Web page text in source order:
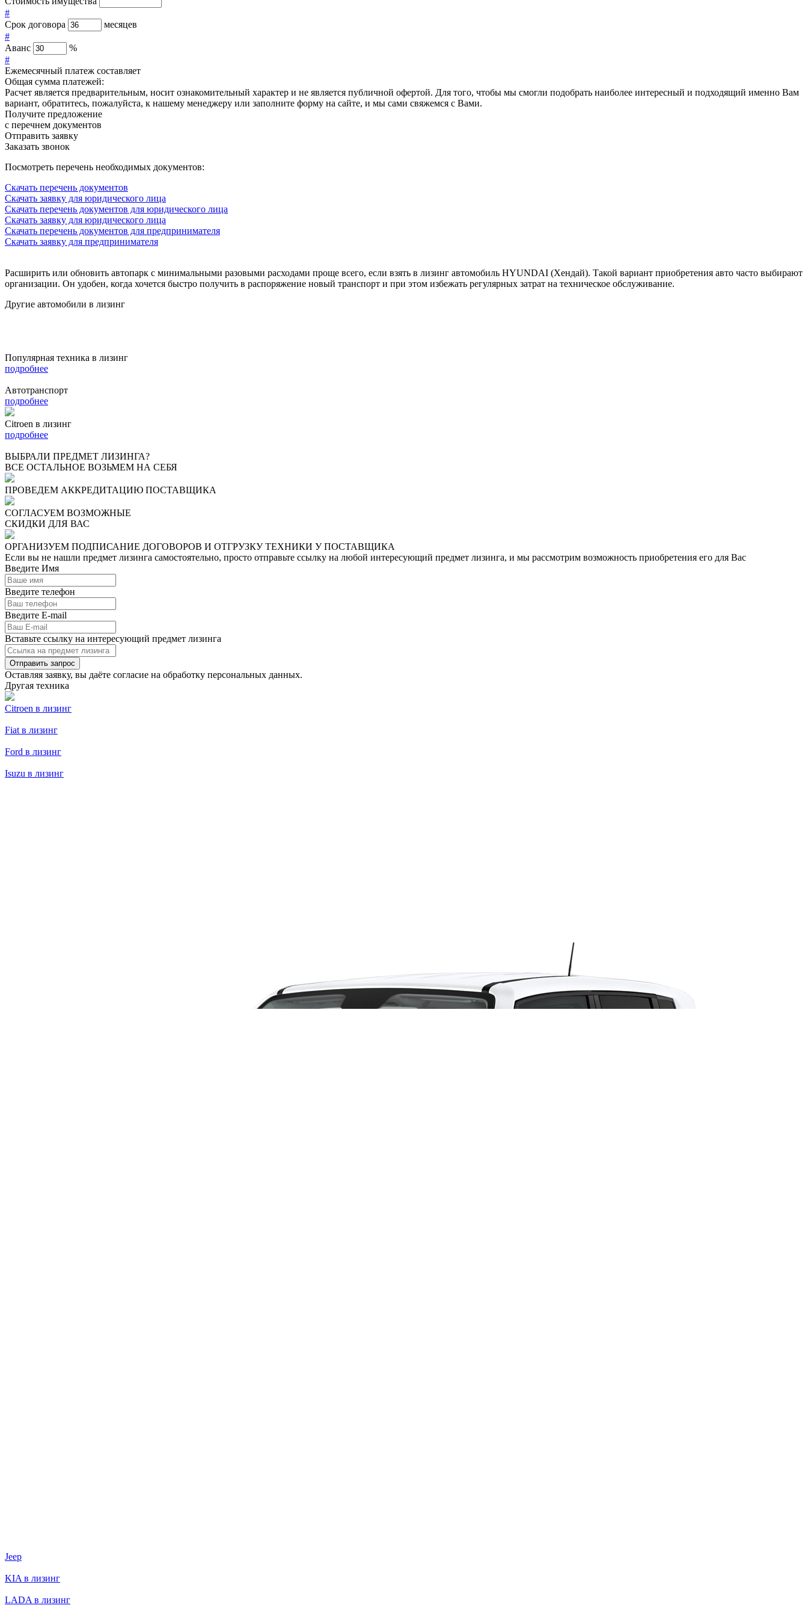
#
Срок договора
месяцев
#
Аванс
%
#
Ежемесячный платеж составляет
Общая сумма платежей:
Расчет является предварительным, носит ознакомительный характер и не является публичной офертой. Для того, чтобы мы смогли подобрать наиболее интересный и подходящий именно Вам
вариант, обратитесь, пожалуйста, к нашему менеджеру или заполните форму на сайте, и мы сами свяжемся с Вами.
Получите предложение
с перечнем документов
Отправить заявку
Заказать звонок
Посмотреть перечень необходимых документов:
Скачать перечень документов
Скачать заявку для юридического лица
Скачать перечень документов для юридического лица
Скачать заявку для юридического лица
Скачать перечень документов для предпринимателя
Скачать заявку для предпринимателя
Расширить или обновить автопарк с минимальными разовыми расходами проще всего, если взять в лизинг автомобиль HYUNDAI (Хендай). Такой вариант приобретения авто часто выбирают
организации. Он удобен, когда хочется быстро получить в распоряжение новый транспорт и при этом избежать регулярных затрат на техническое обслуживание.
Другие автомобили в лизинг
Популярная техника в лизинг
подробнее
Автотранспорт
подробнее
Citroen в лизинг
подробнее
ВЫБРАЛИ ПРЕДМЕТ ЛИЗИНГА?
ВСЕ ОСТАЛЬНОЕ ВОЗЬМЕМ НА СЕБЯ
ПРОВЕДЕМ АККРЕДИТАЦИЮ ПОСТАВЩИКА
СОГЛАСУЕМ ВОЗМОЖНЫЕ
СКИДКИ ДЛЯ ВАС
ОРГАНИЗУЕМ ПОДПИСАНИЕ ДОГОВОРОВ И ОТГРУЗКУ ТЕХНИКИ У ПОСТАВЩИКА
Если вы не нашли предмет лизинга самостоятельно, просто отправьте ссылку на любой интересующий предмет лизинга, и мы рассмотрим возможность приобретения его для Вас
Введите Имя
Введите телефон
Введите E-mail
Вставьте ссылку на интересующий предмет лизинга
Отправить запрос
Оставляя заявку, вы даёте согласие на обработку персональных данных.
Другая техника
Citroen в лизинг
Fiat в лизинг
Ford в лизинг
Isuzu в лизинг
Jeep
KIA в лизинг
LADA в лизинг